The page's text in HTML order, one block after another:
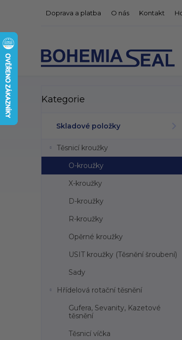
Doprava a platba O nás Kontakt
o
n
í
kategorie
Kategorie
Skladové položky
Těsnicí kroužky
O-kroužky
X-kroužky
D-kroužky
R-kroužky
Opěrné kroužky
USIT kroužky (Těsnění šroubení)
Sady
Hřídelová rotační těsnění
Gufera, Sevanity, Kazetové
těsnění
Těsnicí víčka